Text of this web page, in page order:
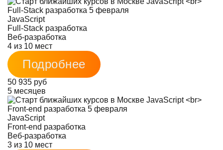
JavaScript
Full-Stack разработка
Веб-разработка
4 из 10 мест
Подробнее
50 935 руб
5 месяцев
JavaScript
Front-end разработка
Веб-разработка
3 из 10 мест